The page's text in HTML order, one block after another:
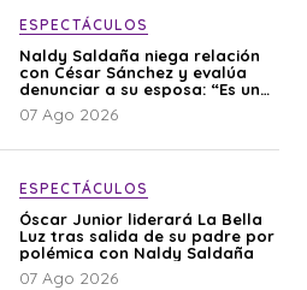
ESPECTÁCULOS
Naldy Saldaña niega relación
con César Sánchez y evalúa
denunciar a su esposa: “Es una
difamación”
07 Ago 2026
ESPECTÁCULOS
Óscar Junior liderará La Bella
Luz tras salida de su padre por
polémica con Naldy Saldaña
07 Ago 2026